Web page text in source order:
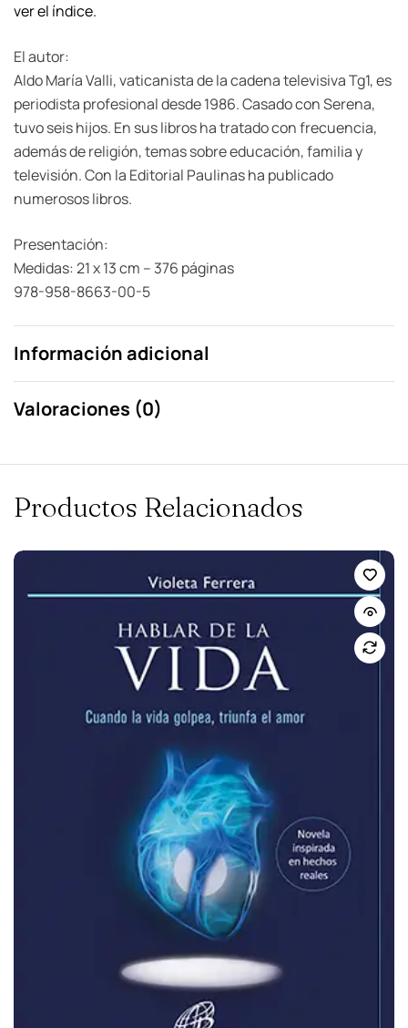
ver el índice.
El autor:
Aldo María Valli, vaticanista de la cadena televisiva Tg1, es
periodista profesional desde 1986. Casado con Serena,
tuvo seis hijos. En sus libros ha tratado con frecuencia,
además de religión, temas sobre educación, familia y
televisión. Con la Editorial Paulinas ha publicado
numerosos libros.
Presentación:
Medidas: 21 x 13 cm – 376 páginas
978-958-8663-00-5
Información adicional
Valoraciones (0)
Productos Relacionados